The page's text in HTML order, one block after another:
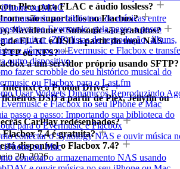
ou MAC
transferir sua biblioteca de músicas entre
no Evermusic: guia passo a passo
arquivar (ZIP) listas de reprodução, álbuns,
e gêneros no Evermusic e Flacbox e
outro dispositivo
fazer scrobble do seu histórico musical do
ou Flacbox para o Last.fm
Usar Widgets Dinâmicos Reproduzindo
e Flacbox no seu iPhone e Mac
passo a passo: Importando sua biblioteca do
para o Evermusic e Flacbox
conectar o Synology NAS e ouvir música
iPhone ou Mac
conectar o armazenamento NAS usando
Plex para FLAC e áudio lossless?
são suportados no Flacbox?
Navidrome e Subsonic são gratuitos?
de FLAC e DSD a partir do meu NAS
FTP ou NFS?
a um servidor próprio usando SFTP?
Internxt e o Proton Drive?
DSD a partir de Plex, Jellyfin ou
CarPlay redesenhados?
7.4 é gratuita?
disponível o Flacbox 7.4?
20, 2026